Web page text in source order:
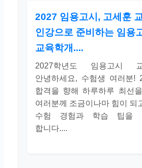
2027 임용고시, 고세훈
인강으로 준비하는 임용
교육학개....
2027학년도 임용고시
안녕하세요, 수험생 여러분!
합격을 향해 하루하루 최선
여러분께 조금이나마 힘이 되
수험 경험과 학습 팁을
합니다....